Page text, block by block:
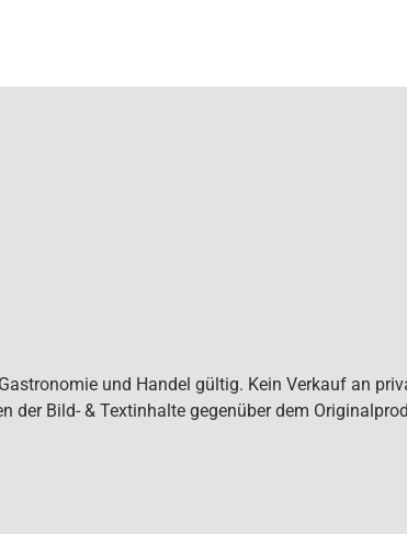
und Handel gültig. Kein Verkauf an
der Bild- & Textinhalte gegenüber dem